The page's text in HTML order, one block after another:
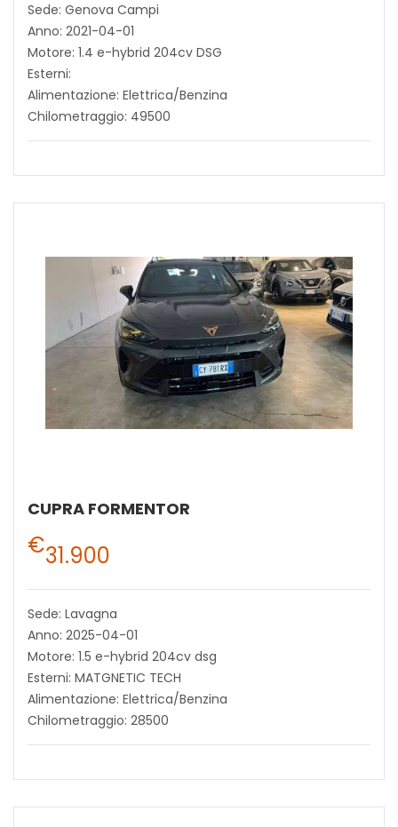
Sede: Genova Campi
Anno: 2021-04-01
Motore: 1.4 e-hybrid 204cv DSG
Esterni:
Alimentazione: Elettrica/Benzina
Chilometraggio: 49500
CUPRA FORMENTOR
€31.900
Sede: Lavagna
Anno: 2025-04-01
Motore: 1.5 e-hybrid 204cv dsg
Esterni: MATGNETIC TECH
Alimentazione: Elettrica/Benzina
Chilometraggio: 28500